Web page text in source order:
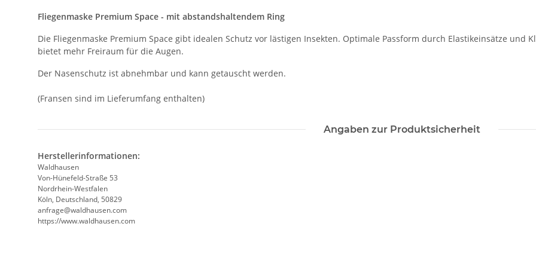
Fliegenmaske Premium Space - mit abstandshaltendem Ring
Die Fliegenmaske Premium Space gibt idealen Schutz vor lästigen Insekten. Optimale Passform durch Elastikeinsätze und
bietet mehr Freiraum für die Augen.
Der Nasenschutz ist abnehmbar und kann getauscht werden.
(Fransen sind im Lieferumfang enthalten)
Angaben zur Produktsicherheit
Herstellerinformationen:
Waldhausen
Von-Hünefeld-Straße 53
Nordrhein-Westfalen
Köln, Deutschland, 50829
anfrage@waldhausen.com
https://www.waldhausen.com